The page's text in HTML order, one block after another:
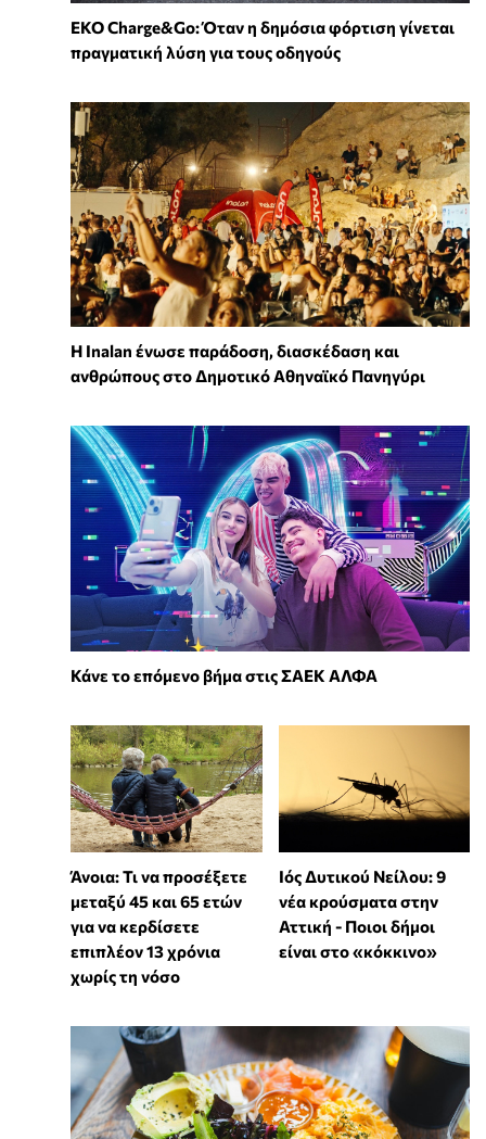
EKO Charge&Go: Όταν η δημόσια φόρτιση γίνεται
πραγματική λύση για τους οδηγούς
Η Inalan ένωσε παράδοση, διασκέδαση και
ανθρώπους στο Δημοτικό Αθηναϊκό Πανηγύρι
Κάνε το επόμενο βήμα στις ΣΑΕΚ ΑΛΦΑ
Άνοια: Τι να προσέξετε
μεταξύ 45 και 65 ετών
για να κερδίσετε
επιπλέον 13 χρόνια
χωρίς τη νόσο
Ιός Δυτικού Νείλου: 9
νέα κρούσματα στην
Αττική - Ποιοι δήμοι
είναι στο «κόκκινο»